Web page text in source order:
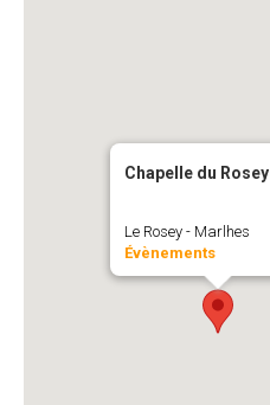
Chapelle du Rosey
Le Rosey - Marlhes
Évènements